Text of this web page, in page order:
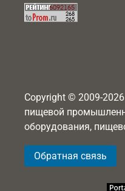
Copyright © 2009-
пищевой
оборудования,
Обратная связь